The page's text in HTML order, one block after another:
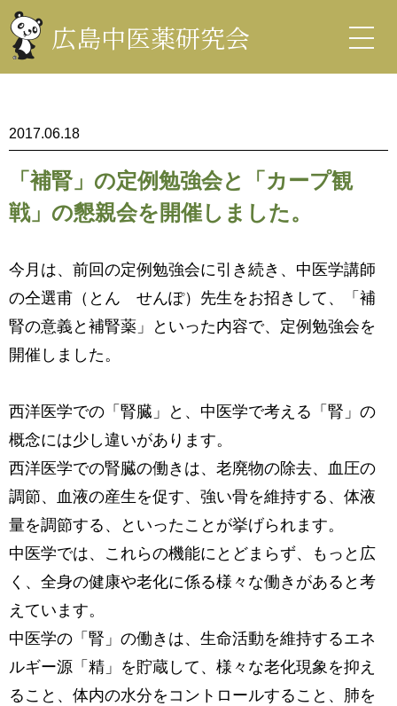
ン
テ
ン
ツ
を
広島中医薬研究会
中医薬研究会
2017.06.18
「補腎」の定例勉強会と「カープ観
戦」の懇親会を開催しました。
今月は、前回の定例勉強会に引き続き、中医学講師
の仝選甫（とん せんぽ）先生をお招きして、「補
腎の意義と補腎薬」といった内容で、定例勉強会を
開催しました。
西洋医学での「腎臓」と、中医学で考える「腎」の
概念には少し違いがあります。
西洋医学での腎臓の働きは、老廃物の除去、血圧の
調節、血液の産生を促す、強い骨を維持する、体液
量を調節する、といったことが挙げられます。
中医学では、これらの機能にとどまらず、もっと広
く、全身の健康や老化に係る様々な働きがあると考
えています。
中医学の「腎」の働きは、生命活動を維持するエネ
ルギー源「精」を貯蔵して、様々な老化現象を抑え
ること、体内の水分をコントロールすること、肺を